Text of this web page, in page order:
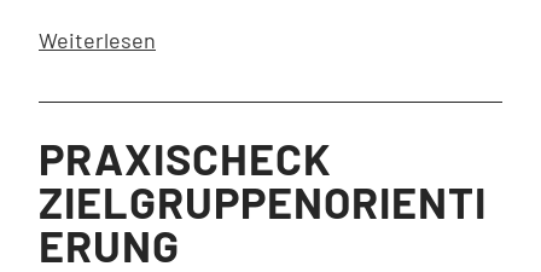
Weiterlesen
PRAXISCHECK
ZIELGRUPPENORIENTI
ERUNG